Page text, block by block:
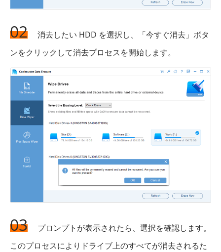
02
消去したい HDD を選択し、「今すぐ消去」ボタ
ンをクリックして消去プロセスを開始します。
03
プロンプトが表示されたら、選択を確認します。
このプロセスによりドライブ上のすべてが消去されるた